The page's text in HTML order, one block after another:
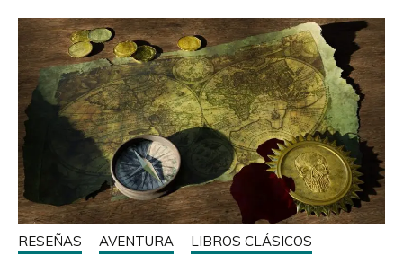
RESEÑAS AVENTURA
LIBROS CLÁSICOS